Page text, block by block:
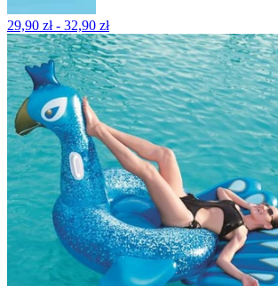
29,90 zł - 32,90 zł